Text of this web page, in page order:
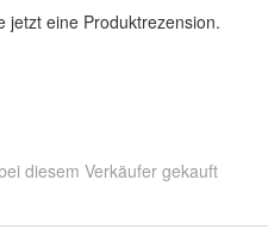
jetzt eine Produktrezension.
diesem Verkäufer gekauft